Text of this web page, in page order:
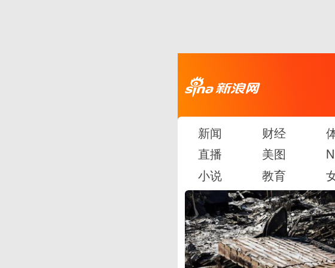
新闻 财经
直播
美图
小说
教育